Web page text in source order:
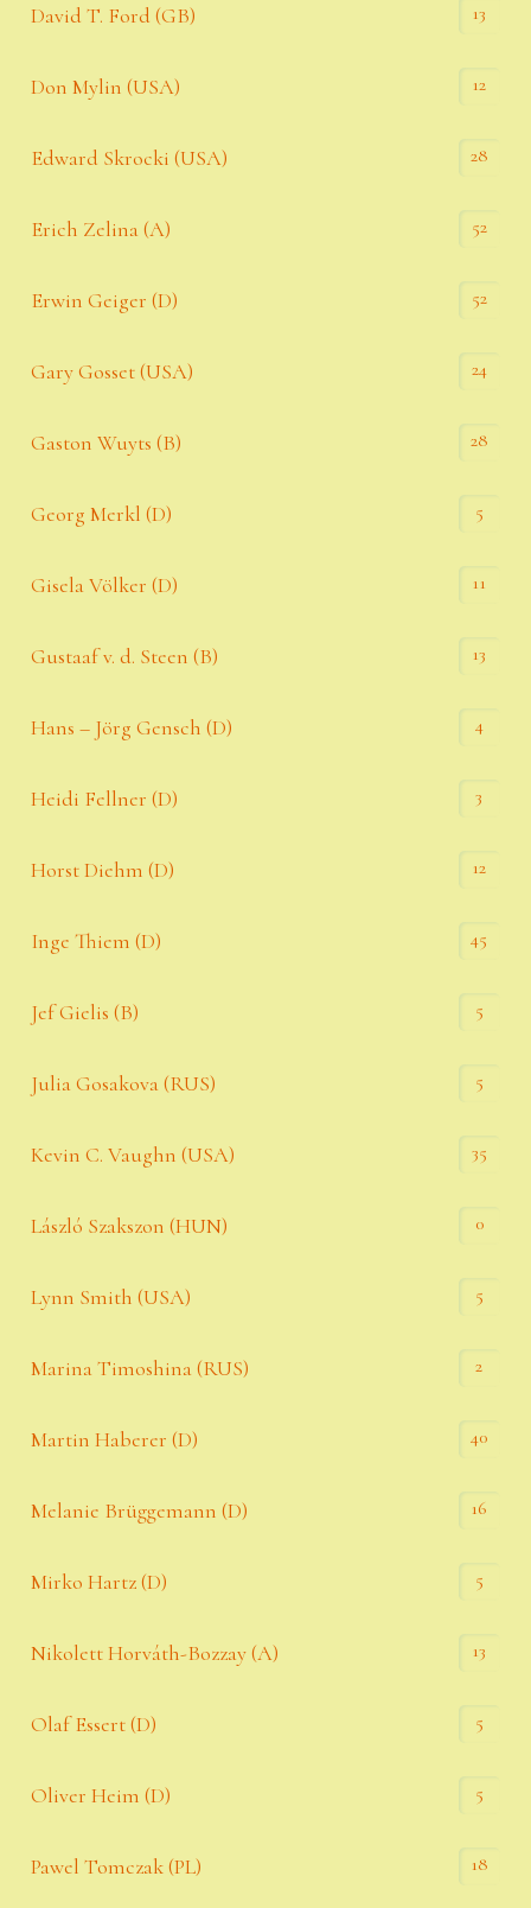
David T. Ford (GB) 13
Don Mylin (USA) 12
Edward Skrocki (USA) 28
Erich Zelina (A) 52
Erwin Geiger (D) 52
Gary Gosset (USA) 24
Gaston Wuyts (B) 28
Georg Merkl (D) 5
Gisela Völker (D) 11
Gustaaf v. d. Steen (B) 13
Hans – Jörg Gensch (D) 4
Heidi Fellner (D) 3
Horst Diehm (D) 12
Inge Thiem (D) 45
Jef Gielis (B) 5
Julia Gosakova (RUS) 5
Kevin C. Vaughn (USA) 35
László Szakszon (HUN) 0
Lynn Smith (USA) 5
Marina Timoshina (RUS) 2
Martin Haberer (D) 40
Melanie Brüggemann (D) 16
Mirko Hartz (D) 5
Nikolett Horváth-Bozzay (A) 13
Olaf Essert (D) 5
Oliver Heim (D) 5
Pawel Tomczak (PL) 18